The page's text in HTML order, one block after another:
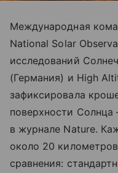
Международная
National Solar
исследований
(Германия) и High
зафиксировала
поверхности Солнца
в журнале Nature.
около 20
сравнения: